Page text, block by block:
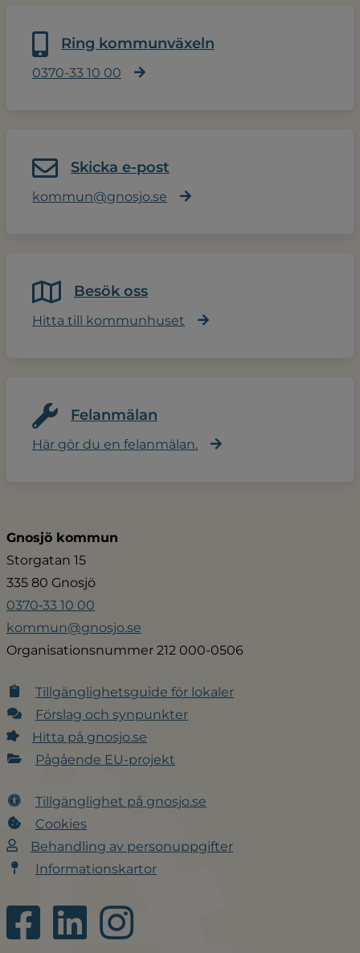
Ring kommunväxeln
0370-33 10 00
Skicka e-post
kommun@gnosjo.se
Besök oss
Hitta till kommunhuset
Felanmälan
Här gör du en felanmälan.
Gnosjö kommun
Storgatan 15
335 80 Gnosjö
0370‑33 10 00
kommun@gnosjo.se
Organisationsnummer 212 000-0506
Tillgänglighetsguide för lokaler
Förslag och synpunkter
Hitta på gnosjo.se
Pågående EU-projekt
Tillgänglighet på gnosjo.se
Cookies
Behandling av personuppgifter
Informationskartor